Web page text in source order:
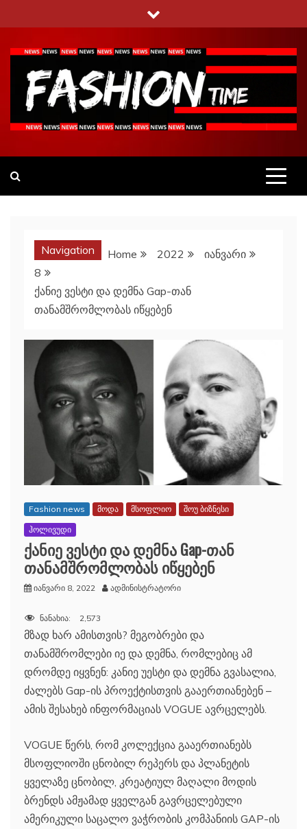
to
content
Navigation Home 2022
იანვარი
8
ქანიე ვესტი და დემნა Gap-თან
თანამშრომლობას იწყებენ
Fashion news მოდა მსოფლიო
შოუ ბიზნესი
ჰოლივუდი
ქანიე ვესტი და დემნა Gap-თან
თანამშრომლობას იწყებენ
იანვარი 8, 2022 ადმინისტრატორი
ნანახია: 2,573
მზად ხარ ამისთვის? მეგობრები და
თანამშრომლები იე და დემნა, რომლებიც ამ
დრომდე იყვნენ: კანიე უესტი და დემნა გვასალია,
ძალებს Gap-ის პროექტისთვის გააერთიანებენ –
ამის შესახებ ინფორმაციას VOGUE ავრცელებს.
VOGUE წერს, რომ კოლექცია გააერთიანებს
მსოფლიოში ცნობილ რეპერს და პლანეტის
ყველაზე ცნობილ, კრეატიულ მაღალი მოდის
ბრენდს ამჟამად ყველგან გავრცელებული
ამერიკული საცალო ვაჭრობის კომპანიის GAP-ის